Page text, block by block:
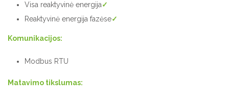
Visa reaktyvinė energija✓
Reaktyvinė energija fazėse✓
Komunikacijos:
Modbus RTU
Matavimo tikslumas: